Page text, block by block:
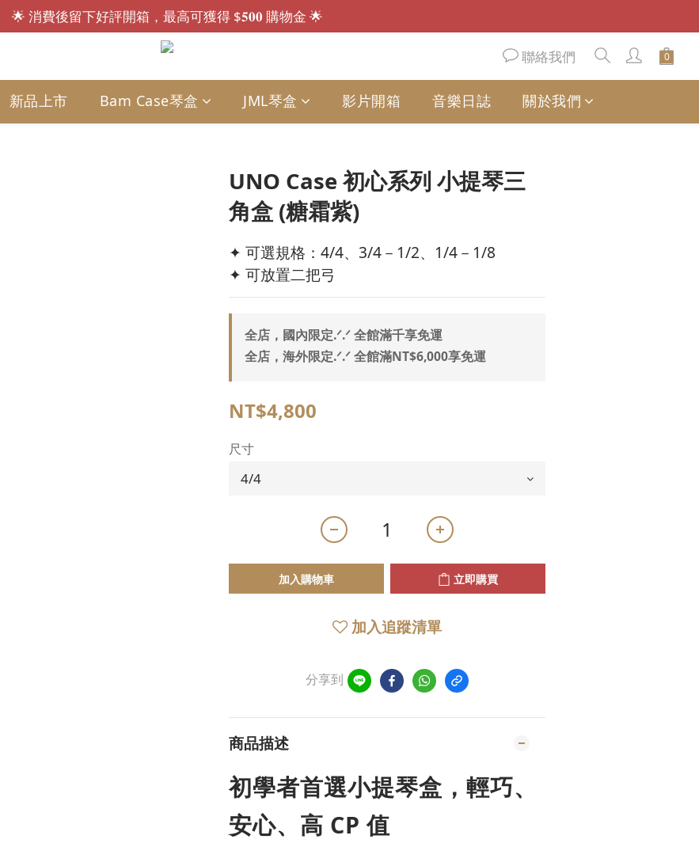
會員招募中.ᐟ.ᐟ 註冊送 $𝟏𝟎𝟎 購物金，現買現折🎁
🌟 消費後留下好評開箱，最高可獲得 $𝟓𝟎𝟎 購物金 🌟
會員招募中.ᐟ.ᐟ 註冊送 $𝟏𝟎𝟎 購物金，現買現折🎁
聯絡我們
新品上市 Bam Case琴盒 JML琴盒 影片開箱 音樂日誌 關於我們
UNO Case 初心系列 小提琴三
角盒 (糖霜紫)
✦ 可選規格：4/4、3/4－1/2、1/4－1/8
✦ 可放置二把弓
全店，國內限定.ᐟ.ᐟ 全館滿千享免運
全店，海外限定.ᐟ.ᐟ 全館滿NT$6,000享免運
NT$4,800
尺寸
加入購物車 立即購買
加入追蹤清單
分享到
商品描述
初學者首選小提琴盒，輕巧、
安心、高 CP 值